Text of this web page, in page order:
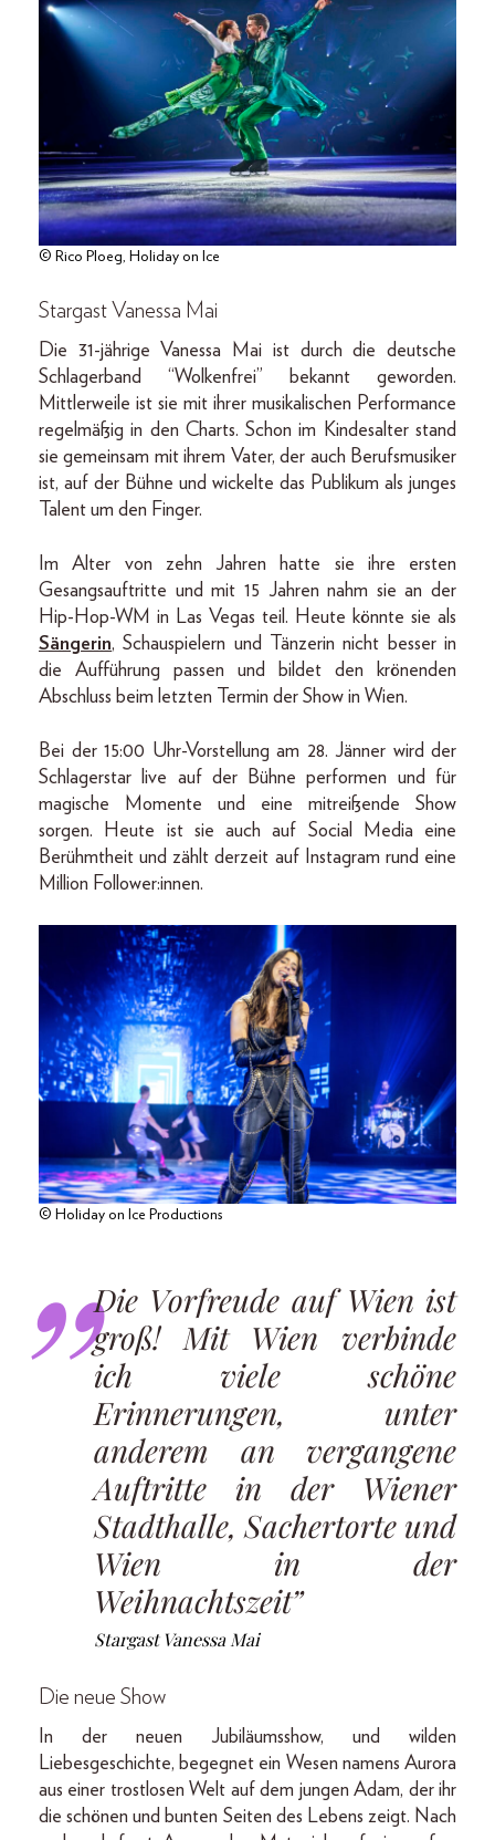
© Rico Ploeg, Holiday on Ice
Stargast Vanessa Mai
Die 31-jährige Vanessa Mai ist durch die deutsche
Schlagerband “Wolkenfrei” bekannt geworden.
Mittlerweile ist sie mit ihrer musikalischen Performance
regelmäßig in den Charts. Schon im Kindesalter stand
sie gemeinsam mit ihrem Vater, der auch Berufsmusiker
ist, auf der Bühne und wickelte das Publikum als junges
Talent um den Finger.
Im Alter von zehn Jahren hatte sie ihre ersten
Gesangsauftritte und mit 15 Jahren nahm sie an der
Hip-Hop-WM in Las Vegas teil. Heute könnte sie als
Sängerin, Schauspielern und Tänzerin nicht besser in
die Aufführung passen und bildet den krönenden
Abschluss beim letzten Termin der Show in Wien.
Bei der 15:00 Uhr-Vorstellung am 28. Jänner wird der
Schlagerstar live auf der Bühne performen und für
magische Momente und eine mitreißende Show
sorgen. Heute ist sie auch auf Social Media eine
Berühmtheit und zählt derzeit auf Instagram rund eine
Million Follower:innen.
© Holiday on Ice Productions
Die Vorfreude auf Wien ist
groß! Mit Wien verbinde
ich viele schöne
Erinnerungen, unter
anderem an vergangene
Auftritte in der Wiener
Stadthalle, Sachertorte und
Wien in der
Weihnachtszeit”
Stargast Vanessa Mai
Die neue Show
In der neuen Jubiläumsshow, und wilden
Liebesgeschichte, begegnet ein Wesen namens Aurora
aus einer trostlosen Welt auf dem jungen Adam, der ihr
die schönen und bunten Seiten des Lebens zeigt. Nach